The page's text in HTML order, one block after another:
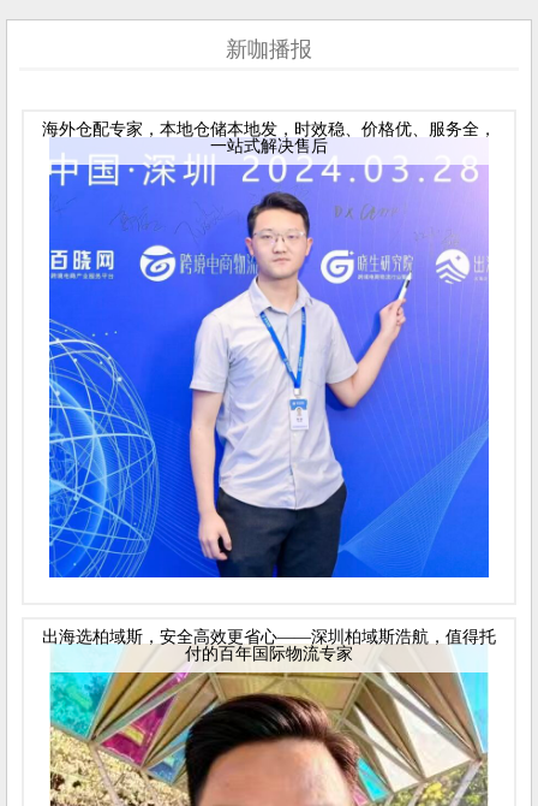
新咖播报
海外仓配专家，本地仓储本地发，时效稳、价格优、服务全，
一站式解决售后
出海选柏域斯，安全高效更省心——深圳柏域斯浩航，值得托
付的百年国际物流专家